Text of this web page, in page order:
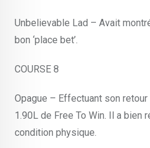
Unbelievable Lad – Avait
bon ‘place bet’.
COURSE 8
Opague – Effectuant son
1.90L de Free To Win. Il a
condition physique.